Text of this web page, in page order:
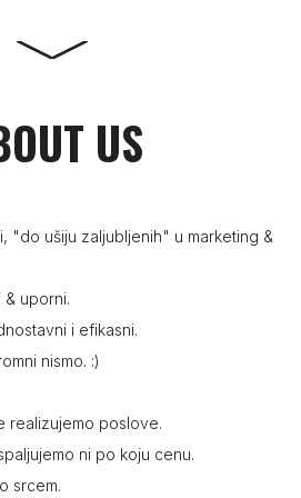
US
"do ušiju zaljubljenih" u marketing &
& uporni.
i efikasni.
nismo. :)
realizujemo poslove.
ni po koju cenu.
srcem.